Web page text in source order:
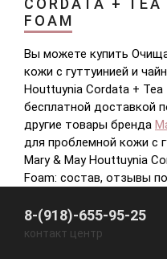
CORDATA + TEA
FOAM
Вы можете купить
кожи с гуттуинией и
Houttuynia Cordata + Tea
бесплатной доставкой
другие товары бренда
для проблемной кожи с
Mary & May Houttuynia
Foam: состав, отзывы
8-(918)-655-95-25
контакт центр